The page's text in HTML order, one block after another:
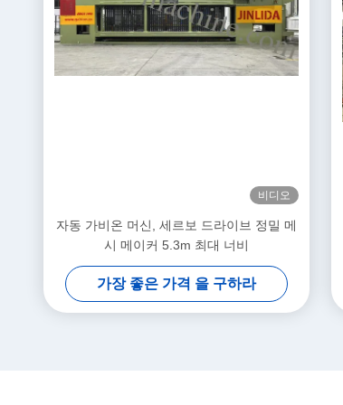
비디오
자동 가비온 머신, 세르보 드라이브 정밀 메
시 메이커 5.3m 최대 너비
가장 좋은 가격 을 구하라